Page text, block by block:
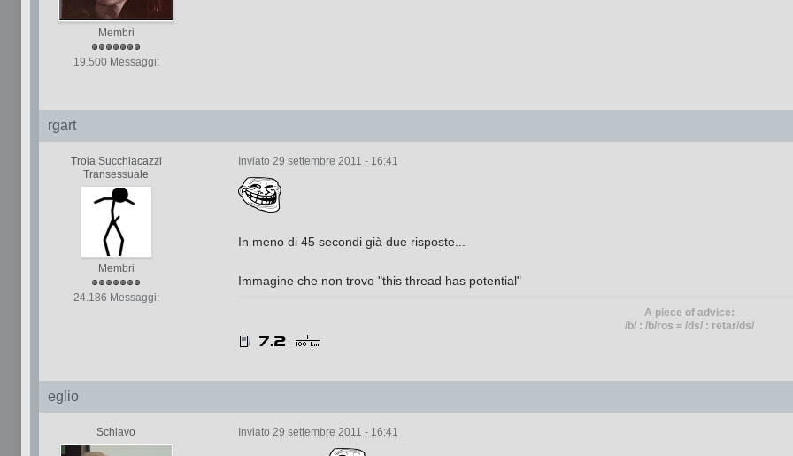
Membri
19.500 Messaggi:
rgart
Troia Succhiacazzi
Transessuale
Membri
24.186 Messaggi:
Inviato 29 settembre 2011 - 16:41
In meno di 45 secondi già due risposte...
Immagine che non trovo "this thread has potential"
A piece of advice:
/b/ : /b/ros = /ds/ : retar/ds/
eglio
Schiavo Inviato 29 settembre 2011 - 16:41